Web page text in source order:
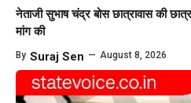
नेताजी सुभाष चंद्र बोस छात्रावास की
मांग की
By Suraj Sen — August 8, 2026